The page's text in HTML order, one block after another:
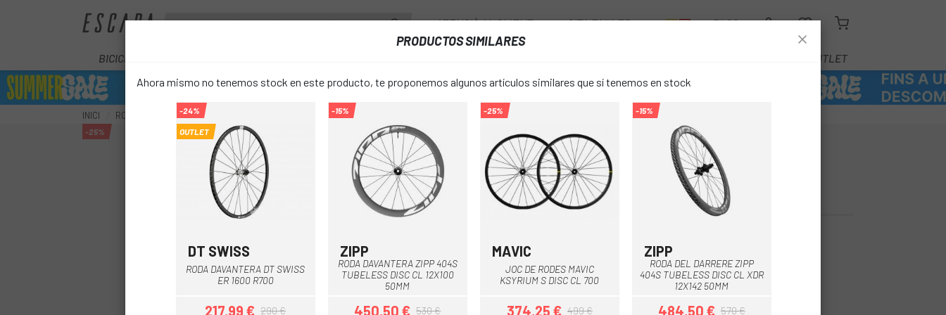
ATENCIÓ AL CLIENT CITA TALLER BLOG
BICICLETES OUTLET
INICI RODES RODES CARRETERA RODA DAVANTERA MAVIC COSMIC SL 32 DISC CL 700
favorite_border
-25%
RODA DAVANTERA MAVIC
COSMIC SL 32 DISC CL 700
COLOR: Negre
PRODUCTOS SIMILARES
Ahora mismo no tenemos stock en este producto, te proponemos algunos artículos similares que sí tenemos en stock
Black
-24%
OUTLET
DT SWISS
RODA DAVANTERA DT SWISS
ER 1600 R700
217,99 € 290 €
-15%
ZIPP
RODA DAVANTERA ZIPP 404S
TUBELESS DISC CL 12X100
50MM
450,50 € 530 €
-25%
MAVIC
JOC DE RODES MAVIC
KSYRIUM S DISC CL 700
374,25 € 499 €
-15%
ZIPP
RODA DEL DARRERE ZIPP
404S TUBELESS DISC CL XDR
12X142 50MM
484,50 € 570 €